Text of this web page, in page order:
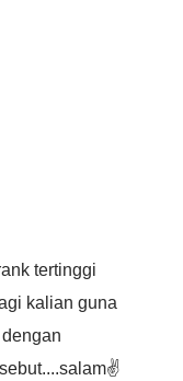
tertinggi
kalian guna